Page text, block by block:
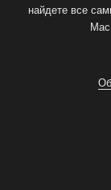
найдете все